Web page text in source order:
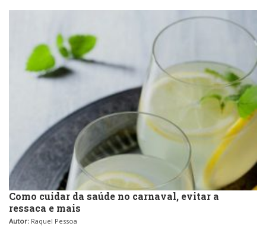
Como cuidar da saúde no carnaval, evitar a
ressaca e mais
Autor: Raquel Pessoa